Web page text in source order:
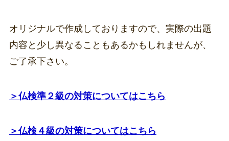
オリジナルで作成しておりますので、実際の出題
内容と少し異なることもあるかもしれませんが、
ご了承下さい。
＞仏検準２級の対策についてはこちら
＞仏検４級の対策についてはこちら